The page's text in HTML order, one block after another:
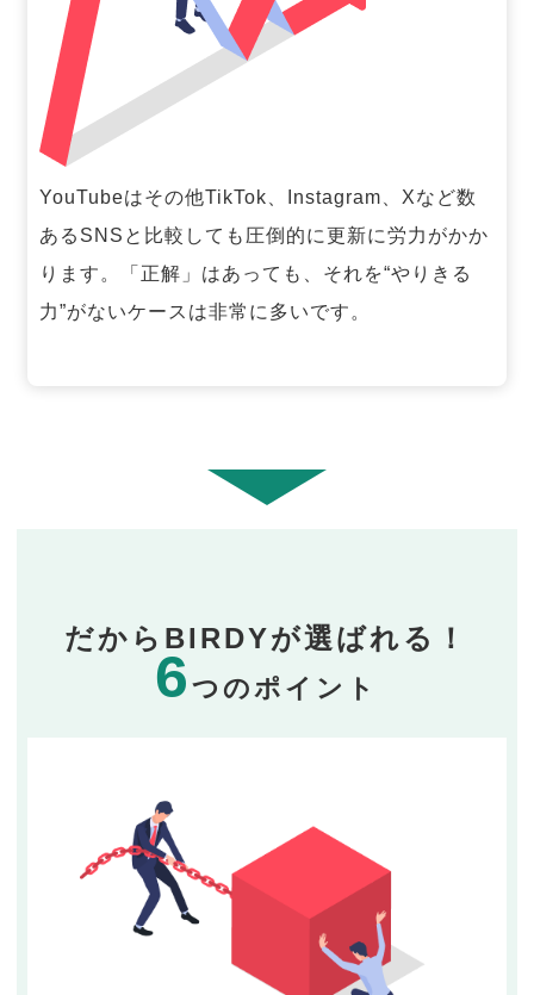
YouTubeはその他TikTok、Instagram、Xなど数
あるSNSと比較しても圧倒的に更新に労力がかか
ります。「正解」はあっても、それを“やりきる
力”がないケースは非常に多いです。
だからBIRDYが選ばれる！
6つのポイント